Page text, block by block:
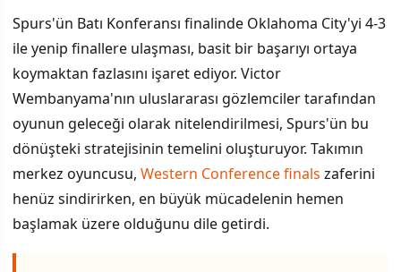
Spurs'ün Batı Konferansı finalinde Oklahoma City'yi 4-3
ile yenip finallere ulaşması, basit bir başarıyı ortaya
koymaktan fazlasını işaret ediyor. Victor
Wembanyama'nın uluslararası gözlemciler tarafından
oyunun geleceği olarak nitelendirilmesi, Spurs'ün bu
dönüşteki stratejisinin temelini oluşturuyor. Takımın
merkez oyuncusu, Western Conference finals zaferini
henüz sindirirken, en büyük mücadelenin hemen
başlamak üzere olduğunu dile getirdi.